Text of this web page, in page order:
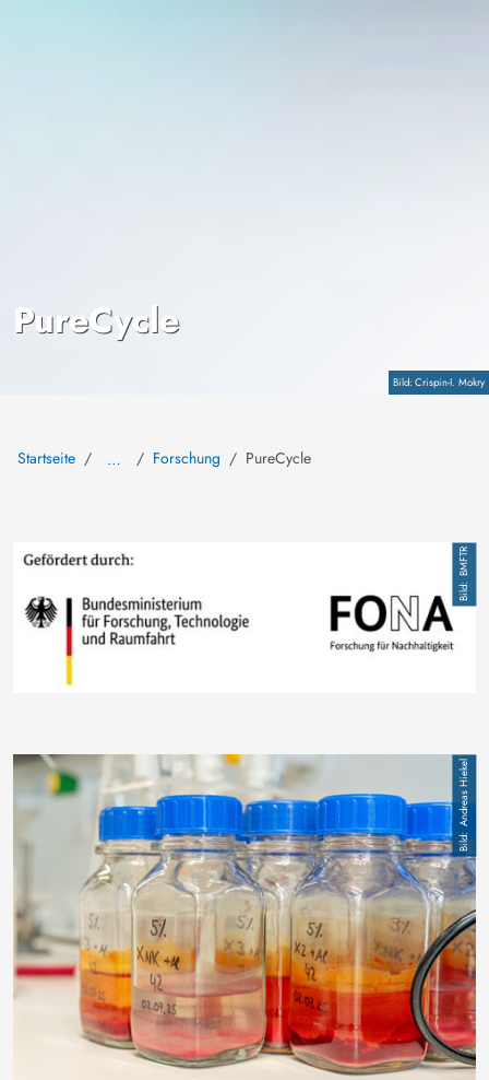
CopyrightCrispin-I. Mokry
PureCycle
Startseite … Forschung PureCycle
Bild BMFTR
Bild Andreas Hiekel